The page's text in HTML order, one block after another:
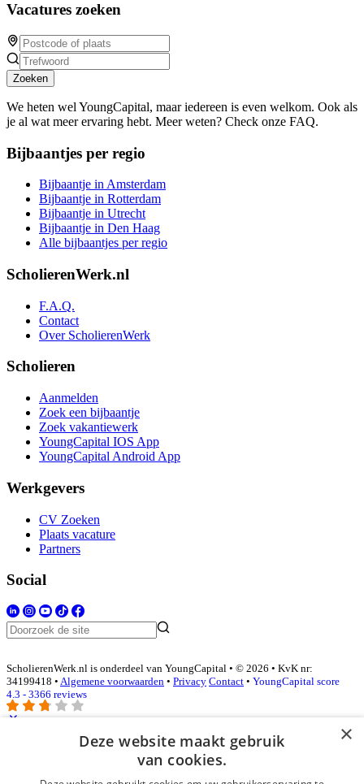
Vacatures zoeken
Zoeken
We heten wel YoungCapital, maar iedereen is even welkom. Ook als
je al wat meer ervaring hebt. Meer weten? Check onze FAQ.
Bijbaantjes per regio
Bijbaantje in Amsterdam
Bijbaantje in Rotterdam
Bijbaantje in Utrecht
Bijbaantje in Den Haag
Alle bijbaantjes per regio
ScholierenWerk.nl
F.A.Q.
Contact
Over ScholierenWerk
Scholieren
Aanmelden
Zoek een bijbaantje
Zoek vakantiewerk
YoungCapital IOS App
YoungCapital Android App
Werkgevers
CV Zoeken
Plaats vacature
Partners
Social
ScholierenWerk.nl is onderdeel van YoungCapital • © 2026 • KvK nr:
34199418 • Algemene voorwaarden • Privacy Contact • YoungCapital score
4.3 - 3366 reviews
Inloggen als bedrijf
×
Deze website maakt gebruik
van cookies.